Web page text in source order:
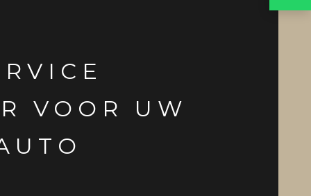
VOOR UW